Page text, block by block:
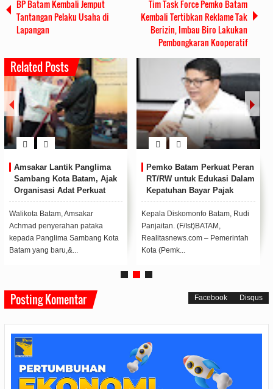
BP Batam Kembali Jemput
Tantangan Pelaku Usaha di
Lapangan
Tim Task Force Pemko Batam
Kembali Tertibkan Reklame Tak
Berizin, Imbau Biro Lakukan
Pembongkaran Kooperatif
Related Posts
Amsakar Lantik Panglima
Sambang Kota Batam, Ajak
Organisasi Adat Perkuat
Persatuan
Walikota Batam, Amsakar
Achmad penyerahan pataka
kepada Panglima Sambang Kota
Batam yang baru,&...
Pemko Batam Perkuat Peran
RT/RW untuk Edukasi Dalam
Kepatuhan Bayar Pajak
Kendaraan Bermotor
Kepala Diskomonfo Batam, Rudi
Panjaitan. (F/Ist)BATAM,
Realitasnews.com – Pemerintah
Kota (Pemk...
Posting Komentar Facebook Disqus